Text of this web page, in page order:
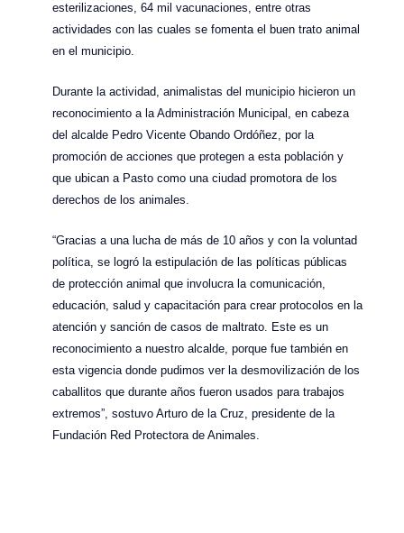
esterilizaciones, 64 mil vacunaciones, entre otras
actividades con las cuales se fomenta el buen trato animal
en el municipio.
Durante la actividad, animalistas del municipio hicieron un
reconocimiento a la Administración Municipal, en cabeza
del alcalde Pedro Vicente Obando Ordóñez, por la
promoción de acciones que protegen a esta población y
que ubican a Pasto como una ciudad promotora de los
derechos de los animales.
“Gracias a una lucha de más de 10 años y con la voluntad
política, se logró la estipulación de las políticas públicas
de protección animal que involucra la comunicación,
educación, salud y capacitación para crear protocolos en la
atención y sanción de casos de maltrato. Este es un
reconocimiento a nuestro alcalde, porque fue también en
esta vigencia donde pudimos ver la desmovilización de los
caballitos que durante años fueron usados para trabajos
extremos”, sostuvo Arturo de la Cruz, presidente de la
Fundación Red Protectora de Animales.